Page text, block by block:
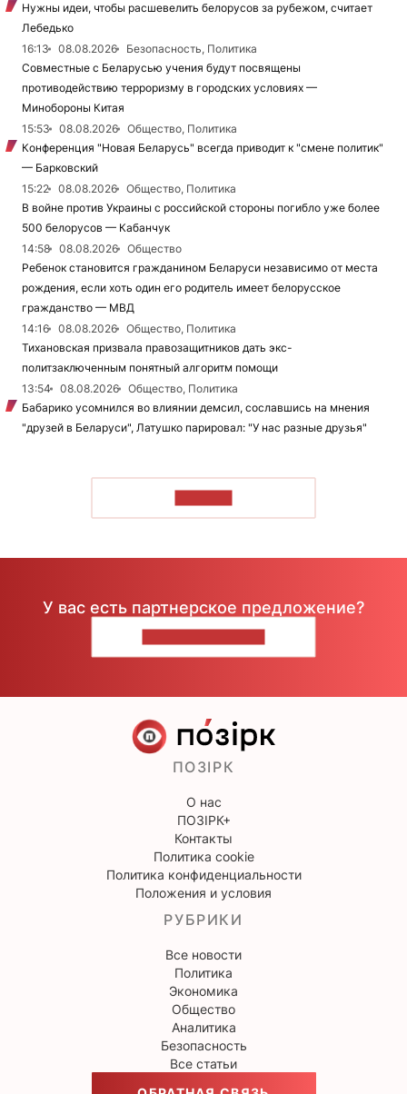
Нужны идеи, чтобы расшевелить белорусов за рубежом, считает
Лебедько
16:13
08.08.2026
Безопасность, Политика
Совместные с Беларусью учения будут посвящены
противодействию терроризму в городских условиях —
Минобороны Китая
15:53
08.08.2026
Общество, Политика
Конференция "Новая Беларусь" всегда приводит к "смене политик"
— Барковский
15:22
08.08.2026
Общество, Политика
В войне против Украины с российской стороны погибло уже более
500 белорусов — Кабанчук
14:58
08.08.2026
Общество
Ребенок становится гражданином Беларуси независимо от места
рождения, если хоть один его родитель имеет белорусское
гражданство — МВД
14:16
08.08.2026
Общество, Политика
Тихановская призвала правозащитников дать экс-
политзаключенным понятный алгоритм помощи
13:54
08.08.2026
Общество, Политика
Бабарико усомнился во влиянии демсил, сославшись на мнения
"друзей в Беларуси", Латушко парировал: "У нас разные друзья"
У вас есть партнерское предложение?
ПОЗІРК
О нас
ПОЗІРК+
Контакты
Политика cookie
Политика конфиденциальности
Положения и условия
РУБРИКИ
Все новости
Политика
Экономика
Общество
Аналитика
Безопасность
Все статьи